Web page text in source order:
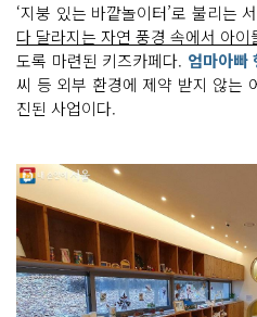
‘지붕 있는 바깥놀이터’로 불리는
다 달라지는 자연 풍경 속에서 아
도록 마련된 키즈카페다. 엄마아빠
씨 등 외부 환경에 제약 받지 않는
진된 사업이다.